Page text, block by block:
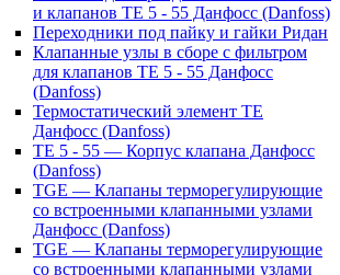
и клапанов TE 5 - 55 Данфосс (Danfoss)
Переходники под пайку и гайки Ридан
Клапанные узлы в сборе с фильтром
для клапанов TE 5 - 55 Данфосс
(Danfoss)
Термостатический элемент TE
Данфосс (Danfoss)
TE 5 - 55 — Корпус клапана Данфосс
(Danfoss)
TGE — Клапаны терморегулирующие
со встроенными клапанными узлами
Данфосс (Danfoss)
TGE — Клапаны терморегулирующие
со встроенными клапанными узлами